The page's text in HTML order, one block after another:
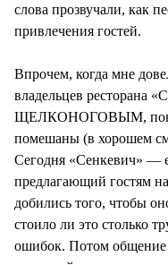
слова прозвучали, как
привлечения гостей.
Впрочем, когда мне
владельцев ресторана
ЩЕЛКОНОГОВЫМ,
помешаны (в хорошем
Сегодня «Сенкевич» —
предлагающий гостям
добились того, чтобы
стоило ли это столько
ошибок. Потом